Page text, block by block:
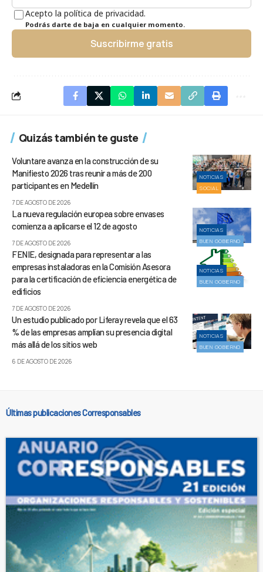
Acepto la política de privacidad.
Podrás darte de baja en cualquier momento.
Suscribirme gratis
Quizás también te guste
NOTICIAS
SOCIAL
Voluntare avanza en la construcción de su
Manifiesto 2026 tras reunir a más de 200
participantes en Medellín
7 DE AGOSTO DE 2026
NOTICIAS
BUEN GOBIERNO
La nueva regulación europea sobre envases
comienza a aplicarse el 12 de agosto
7 DE AGOSTO DE 2026
NOTICIAS
BUEN GOBIERNO
FENIE, designada para representar a las
empresas instaladoras en la Comisión Asesora
para la certificación de eficiencia energética de
edificios
7 DE AGOSTO DE 2026
NOTICIAS
BUEN GOBIERNO
Un estudio publicado por Liferay revela que el 63
% de las empresas amplían su presencia digital
más allá de los sitios web
6 DE AGOSTO DE 2026
Últimas publicaciones Corresponsables